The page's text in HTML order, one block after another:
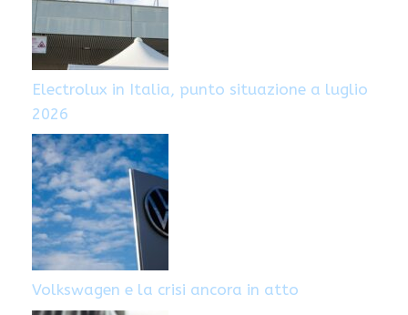
Electrolux in Italia, punto situazione a luglio
2026
Volkswagen e la crisi ancora in atto